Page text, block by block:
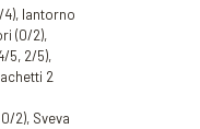
Iantorno
(0/2),
5, 2/5),
2
2), Sveva